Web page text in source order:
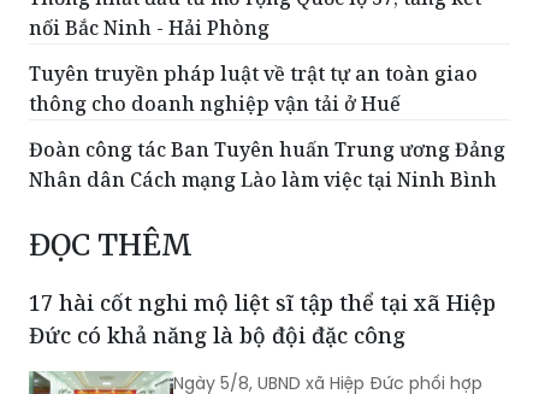
nối Bắc Ninh - Hải Phòng
Tuyên truyền pháp luật về trật tự an toàn giao
thông cho doanh nghiệp vận tải ở Huế
Đoàn công tác Ban Tuyên huấn Trung ương Đảng
Nhân dân Cách mạng Lào làm việc tại Ninh Bình
ĐỌC THÊM
17 hài cốt nghi mộ liệt sĩ tập thể tại xã Hiệp
Đức có khả năng là bộ đội đặc công
Ngày 5/8, UBND xã Hiệp Đức phối hợp